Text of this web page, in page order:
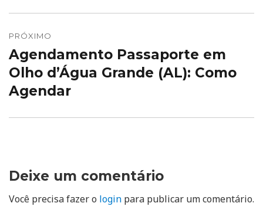
PRÓXIMO
Próximo
post:
Agendamento Passaporte em
Olho d’Água Grande (AL): Como
Agendar
Deixe um comentário
Você precisa fazer o login para publicar um comentário.